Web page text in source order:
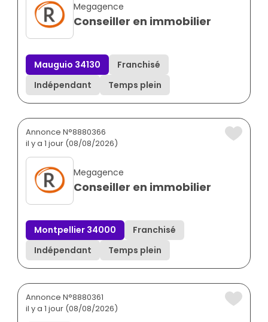
Megagence
Conseiller en immobilier
Mauguio 34130
Franchisé
Indépendant
Temps plein
Annonce N°8880366
il y a 1 jour (08/08/2026)
Megagence
Conseiller en immobilier
Montpellier 34000
Franchisé
Indépendant
Temps plein
Annonce N°8880361
il y a 1 jour (08/08/2026)